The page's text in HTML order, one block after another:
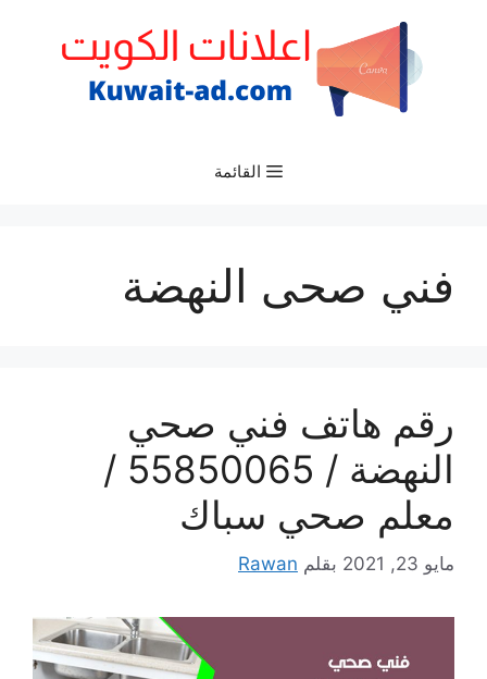
القائمة
فني صحى النهضة
رقم هاتف فني صحي
النهضة / 55850065 /
معلم صحي سباك
مايو 23, 2021 بقلم Rawan